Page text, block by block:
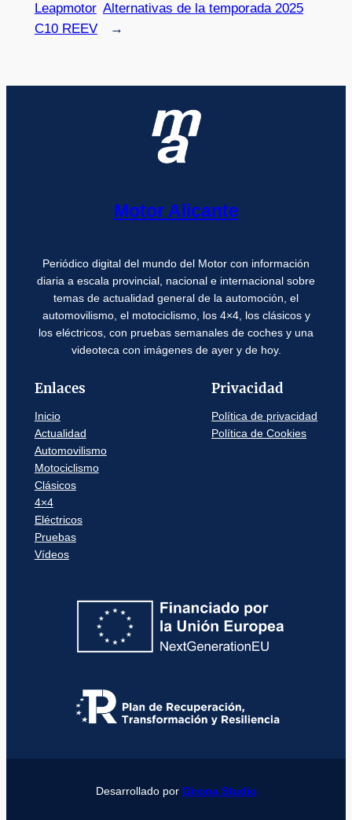
Leapmotor
C10 REEV
Alternativas de la temporada 2025
→
Motor Alicante
Periódico digital del mundo del Motor con información
diaria a escala provincial, nacional e internacional sobre
temas de actualidad general de la automoción, el
automovilismo, el motociclismo, los 4×4, los clásicos y
los eléctricos, con pruebas semanales de coches y una
videoteca con imágenes de ayer y de hoy.
Enlaces
Inicio
Actualidad
Automovilismo
Motociclismo
Clásicos
4×4
Eléctricos
Pruebas
Vídeos
Privacidad
Política de privacidad
Política de Cookies
Desarrollado por Girona Studio